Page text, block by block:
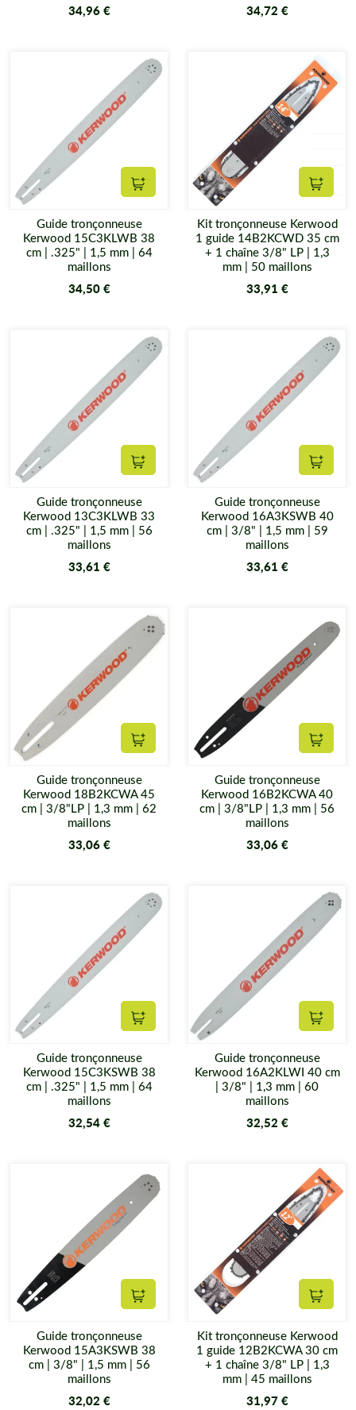
34,96 € 34,72 €
Ajouter au panier
Guide tronçonneuse
Kerwood 15C3KLWB 38
cm | .325" | 1,5 mm | 64
maillons
34,50 €
Kit tronçonneuse Kerwood
1 guide 14B2KCWD 35 cm
+ 1 chaîne 3/8" LP | 1,3
mm | 50 maillons
33,91 €
Ajouter au panier
Guide tronçonneuse
Kerwood 13C3KLWB 33
cm | .325" | 1,5 mm | 56
maillons
33,61 €
Guide tronçonneuse
Kerwood 16A3KSWB 40
cm | 3/8" | 1,5 mm | 59
maillons
33,61 €
Ajouter au panier
Guide tronçonneuse
Kerwood 18B2KCWA 45
cm | 3/8"LP | 1,3 mm | 62
maillons
33,06 €
Guide tronçonneuse
Kerwood 16B2KCWA 40
cm | 3/8"LP | 1,3 mm | 56
maillons
33,06 €
Ajouter au panier
Guide tronçonneuse
Kerwood 15C3KSWB 38
cm | .325" | 1,5 mm | 64
maillons
32,54 €
Guide tronçonneuse
Kerwood 16A2KLWI 40 cm
| 3/8" | 1,3 mm | 60
maillons
32,52 €
Ajouter au panier
Guide tronçonneuse
Kerwood 15A3KSWB 38
cm | 3/8" | 1,5 mm | 56
maillons
32,02 €
Kit tronçonneuse Kerwood
1 guide 12B2KCWA 30 cm
+ 1 chaîne 3/8" LP | 1,3
mm | 45 maillons
31,97 €